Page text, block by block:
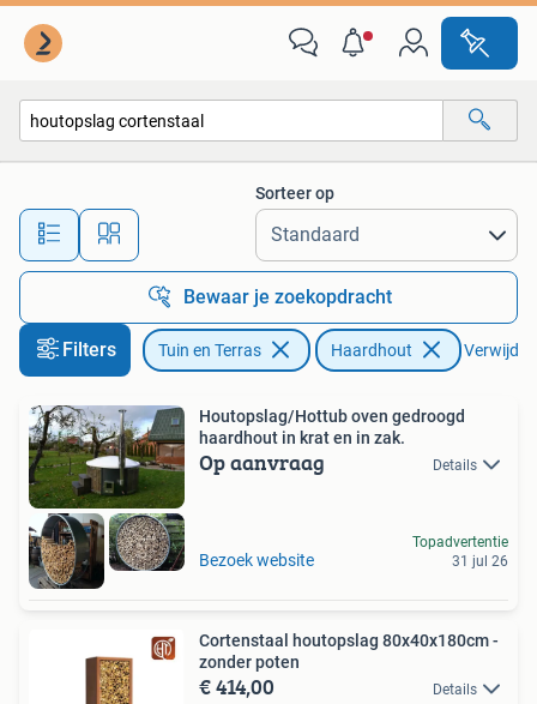
Alle afstanden…
Sorteer op
Bewaar je zoekopdracht
Filters Tuin en Terras Haardhout
Houtopslag/Hottub oven gedroogd
haardhout in krat en in zak.
Op aanvraag Details
Bezoek website
Topadvertentie
31 jul 26
Cortenstaal houtopslag 80x40x180cm -
zonder poten
€ 414,00 Details